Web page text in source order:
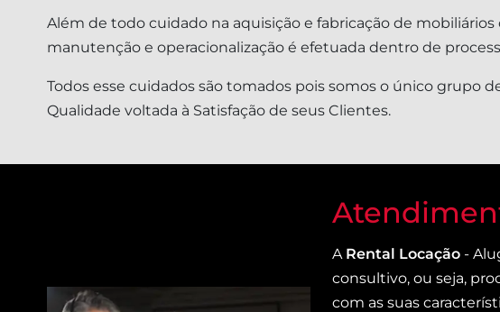
Além de todo cuidado na aquisição e fabricação de
manutenção e operacionalização é efetuada dentro de
Todos esse cuidados são tomados pois somos o único grupo
Qualidade voltada à Satisfação de seus Clientes.
A Rental Locação -
consultivo, ou seja,
com as suas